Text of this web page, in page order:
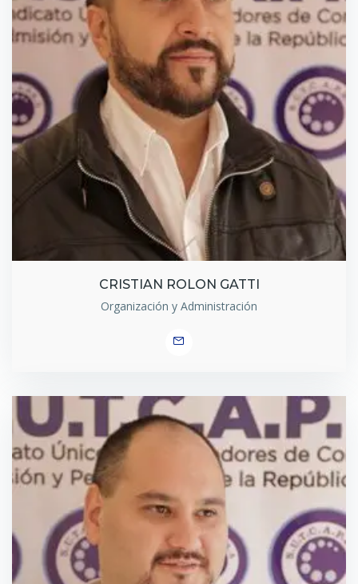
CRISTIAN ROLON GATTI
Organización y Administración